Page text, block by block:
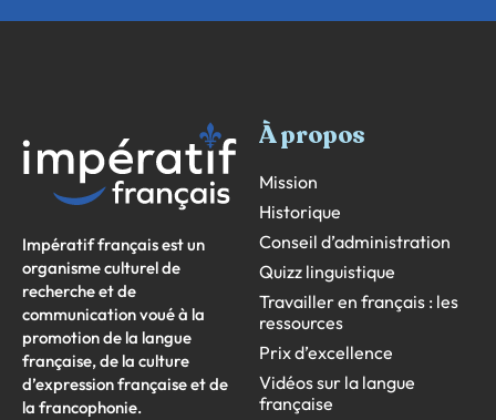
Impératif français est un
organisme culturel de
recherche et de
communication voué à la
promotion de la langue
française, de la culture
d’expression française et de
la francophonie.
À propos
Mission
Historique
Conseil d’administration
Quizz linguistique
Travailler en français : les
ressources
Prix d’excellence
Vidéos sur la langue
française